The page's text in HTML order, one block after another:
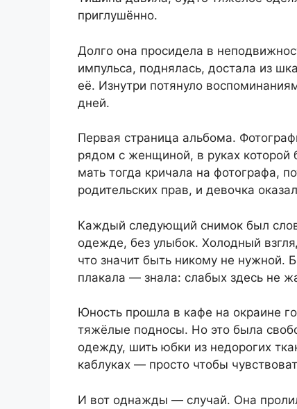
приглушённо.
Долго она просидела в
импульса, поднялась, достала из
её. Изнутри потянуло
дней.
Первая страница альбома.
рядом с женщиной, в руках
мать тогда кричала на фотографа,
родительских прав, и девочка
Каждый следующий снимок был
одежде, без улыбок. Холодный
что значит быть никому не нужной.
плакала — знала: слабых здесь не
Юность прошла в кафе на окраине
тяжёлые подносы. Но это была
одежду, шить юбки из недорогих
каблуках — просто чтобы
И вот однажды — случай. Она